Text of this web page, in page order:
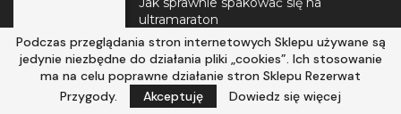
ultramaraton
NEWSLETTER
Podczas przeglądania stron internetowych Sklepu używane są
jedynie niezbędne do działania pliki „cookies”. Ich stosowanie
ma na celu poprawne działanie stron Sklepu Rezerwat
Przygody.
Akceptuję Dowiedz się więcej